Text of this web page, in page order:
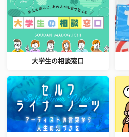
大学生の相談窓口